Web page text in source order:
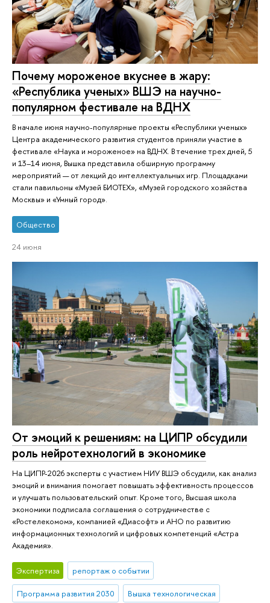
Почему мороженое вкуснее в жару:
«Республика ученых» ВШЭ на научно-
популярном фестивале на ВДНХ
В начале июня научно-популярные проекты «Республики ученых»
Центра академического развития студентов приняли участие в
фестивале «Наука и мороженое» на ВДНХ. В течение трех дней, 5
и 13–14 июня, Вышка представила обширную программу
мероприятий — от лекций до интеллектуальных игр. Площадками
стали павильоны «Музей БИОТЕХ», «Музей городского хозяйства
Москвы» и «Умный город».
Общество
24 июня
От эмоций к решениям: на ЦИПР обсудили
роль нейротехнологий в экономике
На ЦИПР-2026 эксперты с участием НИУ ВШЭ обсудили, как анализ
эмоций и внимания помогает повышать эффективность процессов
и улучшать пользовательский опыт. Кроме того, Высшая школа
экономики подписала соглашения о сотрудничестве с
«Ростелекомом», компанией «Диасофт» и АНО по развитию
информационных технологий и цифровых компетенций «Астра
Академия».
Экспертиза репортаж о событии
Программа развития 2030 Вышка технологическая